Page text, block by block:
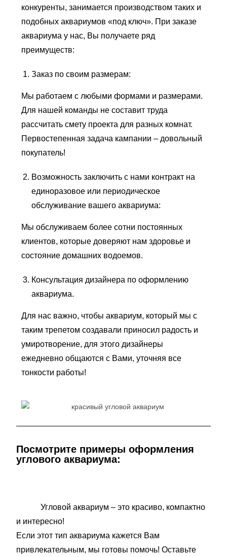
конкуренты, занимается производством таких и
подобных аквариумов «под ключ». При заказе
аквариума у нас, Вы получаете ряд
преимуществ:
Заказ по своим размерам:
Мы работаем с любыми формами и размерами.
Для нашей команды не составит труда
рассчитать смету проекта для разных комнат.
Первостепенная задача кампании – довольный
покупатель!
Возможность заключить с нами контракт на
единоразовое или периодическое
обслуживание вашего аквариума:
Мы обслуживаем более сотни постоянных
клиентов, которые доверяют нам здоровье и
состояние домашних водоемов.
Консультация дизайнера по оформлению
аквариума.
Для нас важно, чтобы аквариум, который мы с
таким трепетом создавали приносил радость и
умиротворение, для этого дизайнеры
ежедневно общаются с Вами, уточняя все
тонкости работы!
Посмотрите примеры оформления
углового аквариума:
Угловой аквариум – это красиво, компактно
и интересно!
Если этот тип аквариума кажется Вам
привлекательным, мы готовы помочь! Оставьте